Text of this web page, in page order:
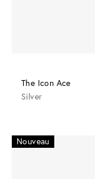
The Icon Ace
Silver
Nouveau